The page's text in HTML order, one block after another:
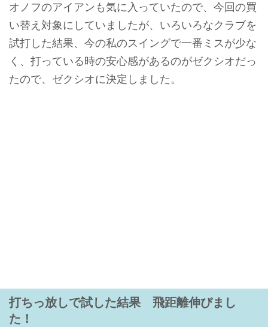
オノフのアイアンも気に入っていたので、今回の買
い替え対象にしていましたが、いろいろなクラブを
試打した結果、今の私のスイングで一番ミスが少な
く、打っている時の安心感があるのがゼクシオだっ
たので、ゼクシオに決定しました。
打ちっ放しで試した結果 飛距離伸びまし
た！